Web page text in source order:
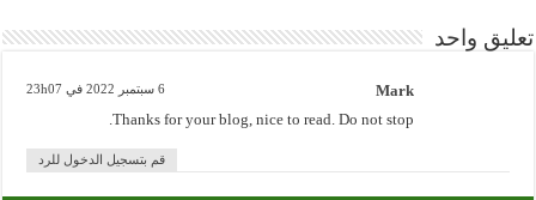
تعليق واحد
Mark 6 سبتمبر 2022 في 23h07
Thanks for your blog, nice to read. Do not stop.
قم بتسجيل الدخول للرد